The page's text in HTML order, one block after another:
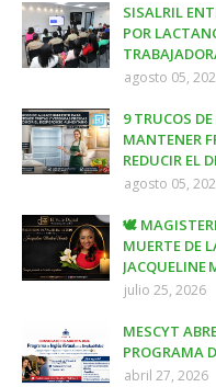
SISALRIL
POR
agosto 05,
9 TRUCOS
MANTENER
REDUCIR EL
agosto 05,
🕊️
MUERTE DE
JACQUELINE
julio 25, 2026
MESCYT
PROGRAMA
abril 27, 2026